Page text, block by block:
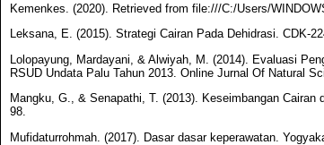
Kemenkes. (2020). Retrieved from file:///C:/Users/
Leksana, E. (2015). Strategi Cairan Pada Dehidrasi. CDK-
Lolopayung, Mardayani, & Alwiyah, M. (2014). Evaluasi
RSUD Undata Palu Tahun 2013. Online Jurnal Of Natural
Mangku, G., & Senapathi, T. (2013). Keseimbangan
98.
Mufidaturrohmah. (2017). Dasar dasar keperawatan.